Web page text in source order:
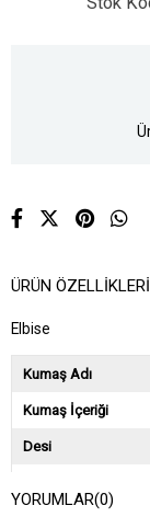
ÜRÜN ÖZELLIKLERI
Elbise
Kumaş Adı
Kumaş İçeriği
Desi
YORUMLAR(0)